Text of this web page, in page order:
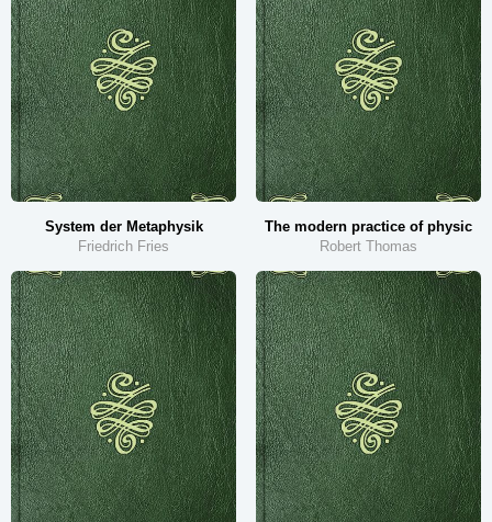
System der Metaphysik
Friedrich Fries
The modern practice of physic
Robert Thomas